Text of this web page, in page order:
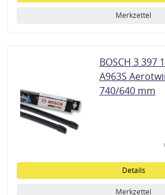
Merkzettel
BOSCH 3 397
A963S
740/640 mm
Details
Merkzettel